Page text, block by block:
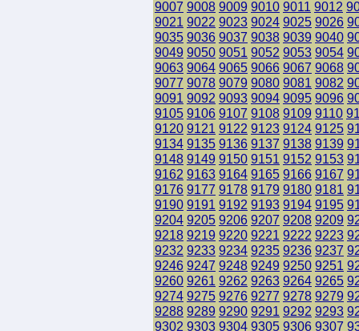
9007 9008 9009 9010 9011 9012
9021 9022 9023 9024 9025 9026
9035 9036 9037 9038 9039 9040
9049 9050 9051 9052 9053 9054
9063 9064 9065 9066 9067 9068
9077 9078 9079 9080 9081 9082
9091 9092 9093 9094 9095 9096
9105 9106 9107 9108 9109 9110
9120 9121 9122 9123 9124 9125
9134 9135 9136 9137 9138 9139
9148 9149 9150 9151 9152 9153
9162 9163 9164 9165 9166 9167
9176 9177 9178 9179 9180 9181
9190 9191 9192 9193 9194 9195
9204 9205 9206 9207 9208 9209
9218 9219 9220 9221 9222 9223
9232 9233 9234 9235 9236 9237
9246 9247 9248 9249 9250 9251
9260 9261 9262 9263 9264 9265
9274 9275 9276 9277 9278 9279
9288 9289 9290 9291 9292 9293
9302 9303 9304 9305 9306 9307